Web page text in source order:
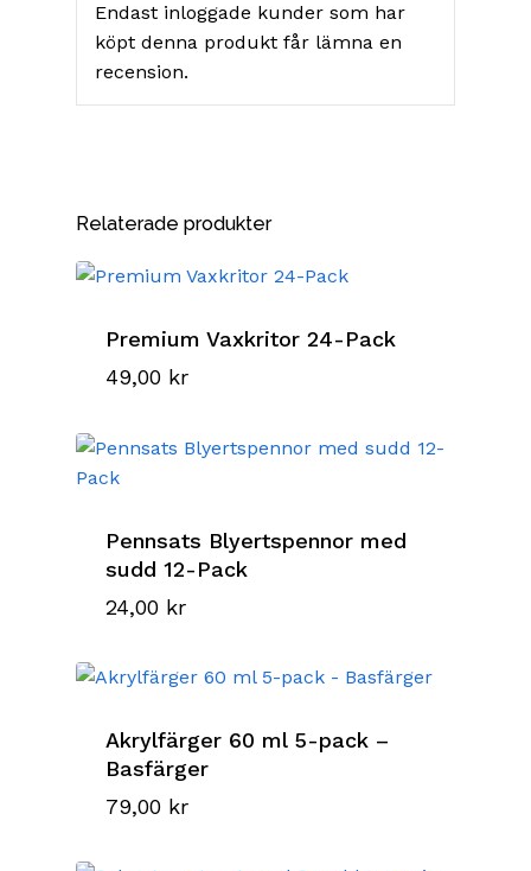
Endast inloggade kunder som har
köpt denna produkt får lämna en
recension.
Relaterade produkter
Premium Vaxkritor 24-Pack
49,00 kr
Pennsats Blyertspennor med
sudd 12-Pack
24,00 kr
Akrylfärger 60 ml 5-pack –
Basfärger
79,00 kr